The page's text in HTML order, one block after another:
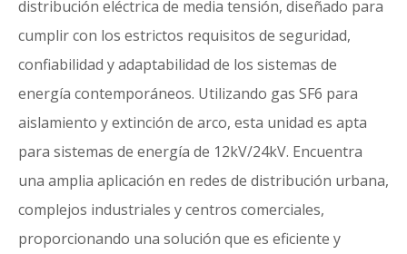
distribución eléctrica de media tensión, diseñado para
cumplir con los estrictos requisitos de seguridad,
confiabilidad y adaptabilidad de los sistemas de
energía contemporáneos. Utilizando gas SF6 para
aislamiento y extinción de arco, esta unidad es apta
para sistemas de energía de 12kV/24kV. Encuentra
una amplia aplicación en redes de distribución urbana,
complejos industriales y centros comerciales,
proporcionando una solución que es eficiente y